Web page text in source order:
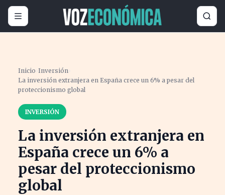
Inicio ›Inversión›
La inversión extranjera en España crece un 6% a pesar del
proteccionismo global
INVERSIÓN
La inversión extranjera en
España crece un 6% a
pesar del proteccionismo
global